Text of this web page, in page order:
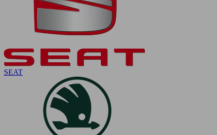
SEAT